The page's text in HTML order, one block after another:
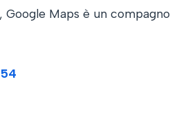
Maps è un compagno